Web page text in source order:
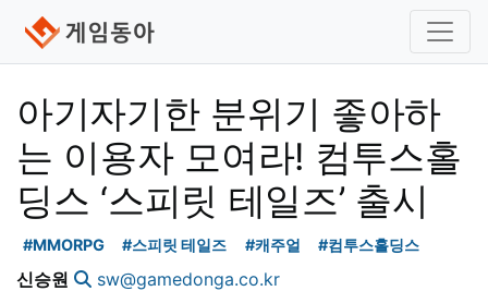
아기자기한 분위기 좋아하
는 이용자 모여라! 컴투스홀
딩스 ‘스피릿 테일즈’ 출시
#MMORPG #스피릿 테일즈 #캐주얼 #컴투스홀딩스
신승원 sw@gamedonga.co.kr